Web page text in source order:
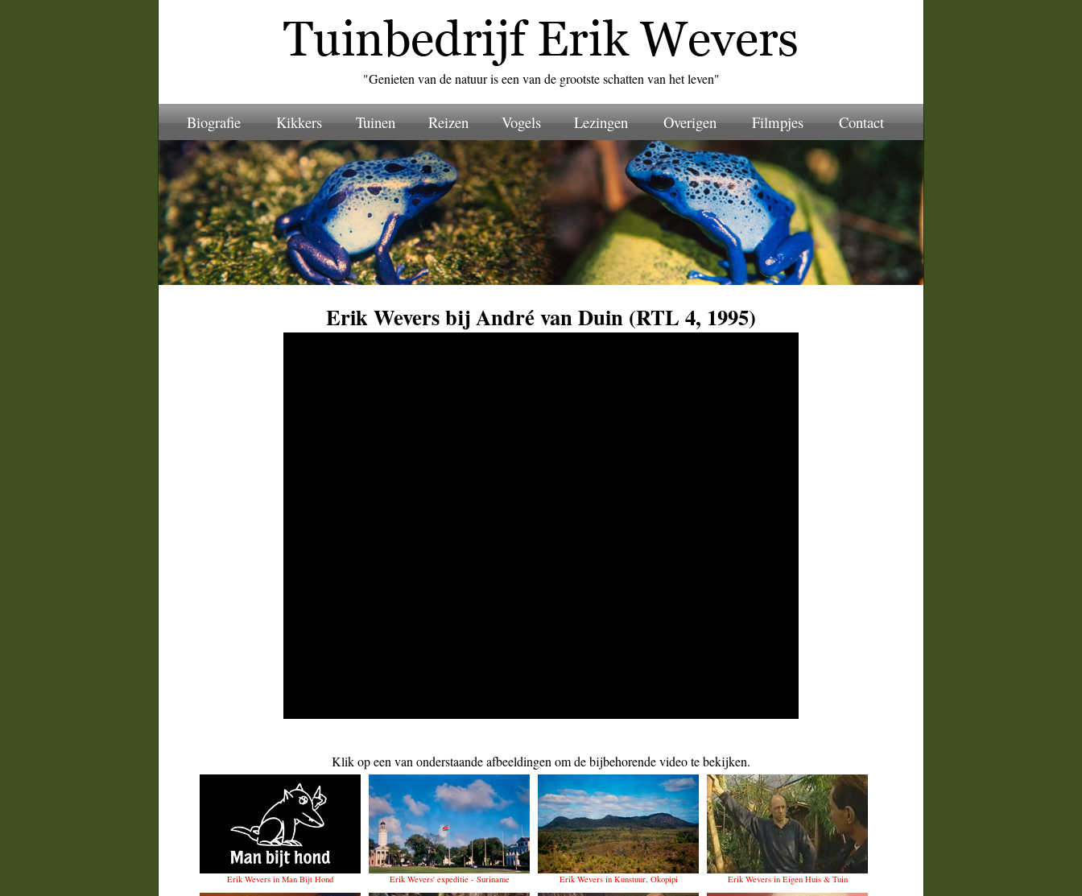
"Genieten van de natuur is een van de grootste schatten van het leven"
Biografie Kikkers Tuinen Reizen Vogels Lezingen Overigen Filmpjes Contact
Erik Wevers bij André van Duin (RTL 4, 1995)
Klik op een van onderstaande afbeeldingen om de bijbehorende video te bekijken.
Erik Wevers in Man Bijt Hond Erik Wevers' expeditie - Suriname Erik Wevers in Kunstuur, Okopipi Erik Wevers in Eigen Huis & Tuin